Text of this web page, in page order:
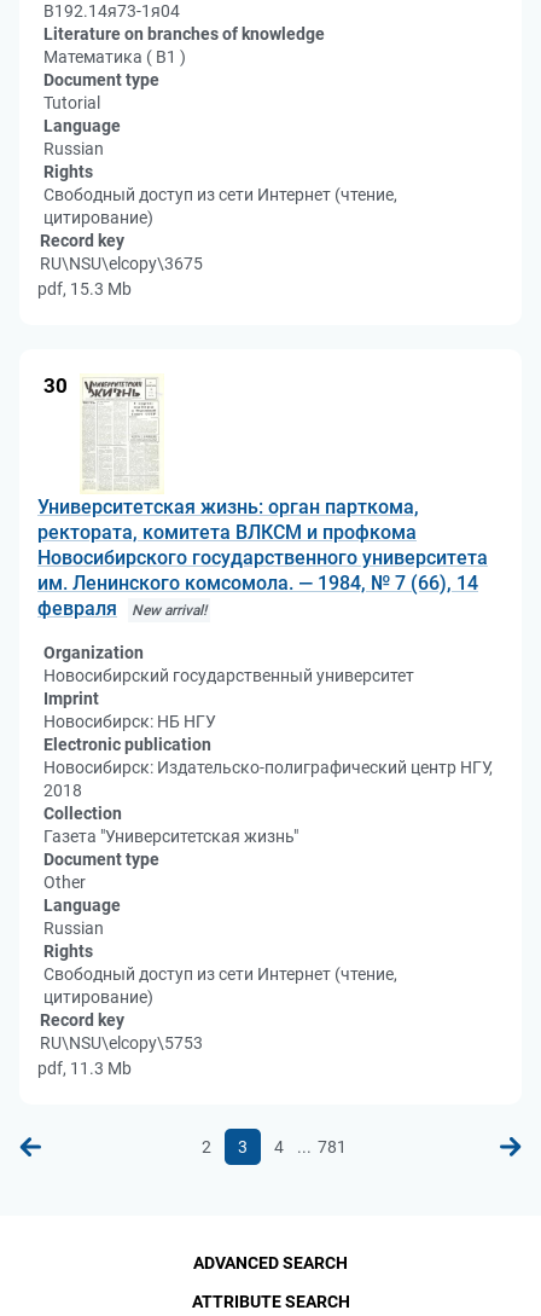
В192.14я73-1я04
Literature on branches of knowledge
Математика ( В1 )
Document type
Tutorial
Language
Russian
Rights
Свободный доступ из сети Интернет (чтение,
цитирование)
Record key
RU\NSU\elcopy\3675
pdf, 15.3 Mb
30
Университетская жизнь: орган парткома,
ректората, комитета ВЛКСМ и профкома
Новосибирского государственного университета
им. Ленинского комсомола. — 1984, № 7 (66), 14
февраля
New arrival!
Organization
Новосибирский государственный университет
Imprint
Новосибирск: НБ НГУ
Electronic publication
Новосибирск: Издательско-полиграфический центр НГУ,
2018
Collection
Газета "Университетская жизнь"
Document type
Other
Language
Russian
Rights
Свободный доступ из сети Интернет (чтение,
цитирование)
Record key
RU\NSU\elcopy\5753
pdf, 11.3 Mb
2 3 4 ... 781
ADVANCED SEARCH
ATTRIBUTE SEARCH